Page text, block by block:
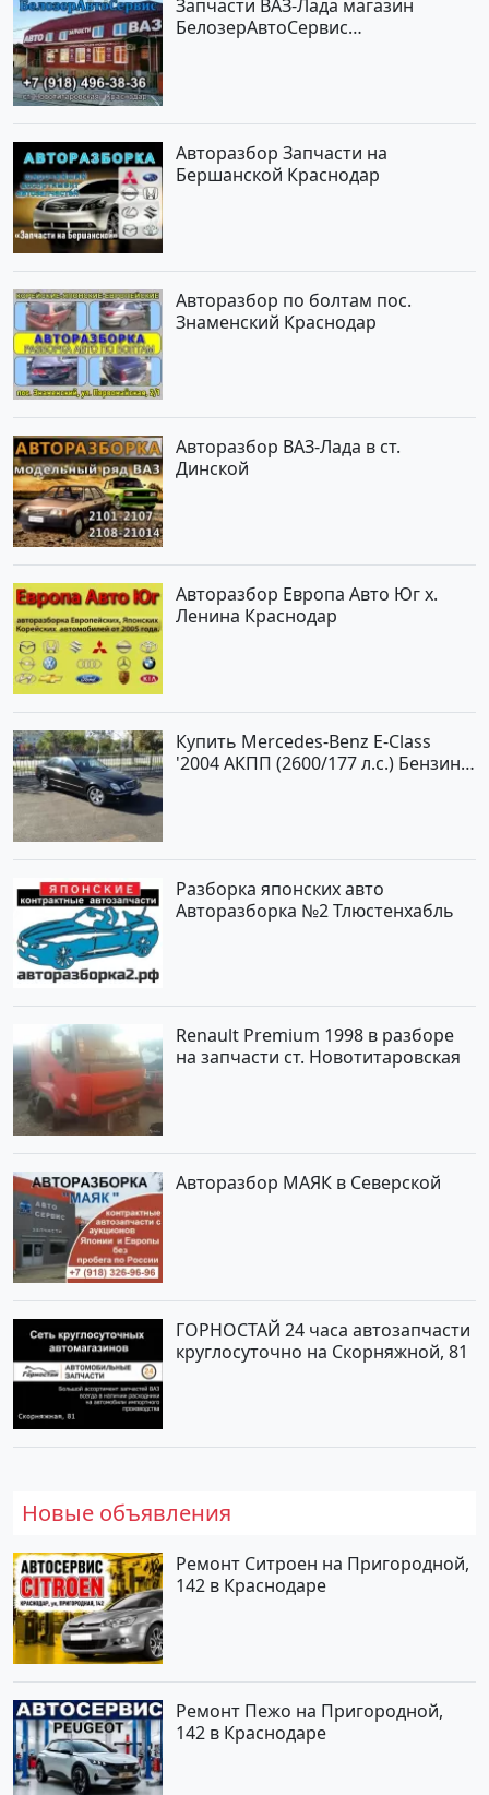
Запчасти ВАЗ-Лада магазин
БелозерАвтоСервис
Авторазбор Запчасти на
Бершанской Краснодар
Авторазбор по болтам пос.
Знаменский Краснодар
Авторазбор ВАЗ-Лада в ст.
Динской
Авторазбор Европа Авто Юг х.
Ленина Краснодар
Купить Mercedes-Benz E-Class
'2004 АКПП (2600/177 л.с.) Бензин
Разборка японских авто
Авторазборка №2 Тлюстенхабль
Renault Premium 1998 в разборе
на запчасти ст. Новотитаровская
Авторазбор МАЯК в Северской
ГОРНОСТАЙ 24 часа автозапчасти
круглосуточно на Скорняжной, 81
Новые объявления
Ремонт Ситроен на Пригородной,
142 в Краснодаре
Ремонт Пежо на Пригородной,
142 в Краснодаре